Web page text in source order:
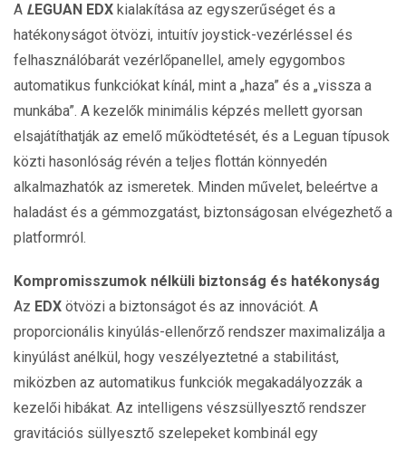
A LEGUAN EDX kialakítása az egyszerűséget és a
hatékonyságot ötvözi, intuitív joystick-vezérléssel és
felhasználóbarát vezérlőpanellel, amely egygombos
automatikus funkciókat kínál, mint a „haza” és a „vissza a
munkába”. A kezelők minimális képzés mellett gyorsan
elsajátíthatják az emelő működtetését, és a Leguan típusok
közti hasonlóság révén a teljes flottán könnyedén
alkalmazhatók az ismeretek. Minden művelet, beleértve a
haladást és a gémmozgatást, biztonságosan elvégezhető a
platformról.
Kompromisszumok nélküli biztonság és hatékonyság
Az EDX ötvözi a biztonságot és az innovációt. A
proporcionális kinyúlás-ellenőrző rendszer maximalizálja a
kinyúlást anélkül, hogy veszélyeztetné a stabilitást,
miközben az automatikus funkciók megakadályozzák a
kezelői hibákat. Az intelligens vészsüllyesztő rendszer
gravitációs süllyesztő szelepeket kombinál egy